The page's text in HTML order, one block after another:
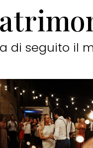
di seguito il